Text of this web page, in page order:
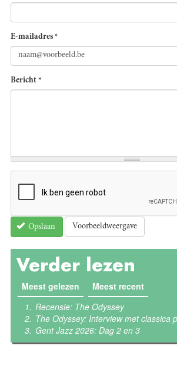
E-mailadres *
Bericht *
Opslaan Voorbeeldweergave
Verder lezen
Meest gelezen (actieve tabblad)
Meest recent
Recensie: The Odyssey
The Odyssey: Interview met classica
Gent Jazz 2026: Dag 2 en 3